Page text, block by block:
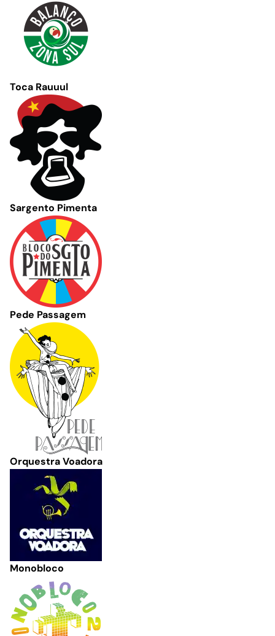
Toca Rauuul
Sargento Pimenta
Pede Passagem
Orquestra Voadora
Monobloco